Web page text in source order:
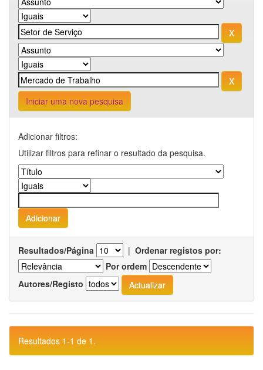
Iniciar uma nova pesquisa
Adicionar filtros:
Utilizar filtros para refinar o resultado da pesquisa.
Resultados/Página | Ordenar registos por:
Por ordem
Autores/Registo
Resultados 1-1 de 1.